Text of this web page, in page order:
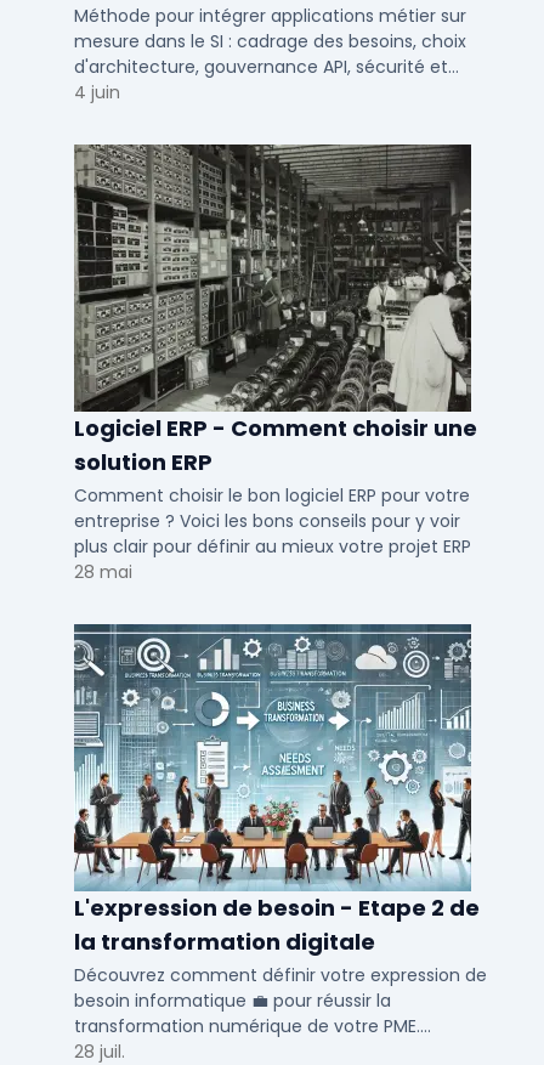
SI ?
Méthode pour intégrer applications métier sur
mesure dans le SI : cadrage des besoins, choix
d'architecture, gouvernance API, sécurité et
conduite du changement.
4 juin
Logiciel ERP - Comment choisir une
solution ERP
Comment choisir le bon logiciel ERP pour votre
entreprise ? Voici les bons conseils pour y voir
plus clair pour définir au mieux votre projet ERP
28 mai
L'expression de besoin - Etape 2 de
la transformation digitale
Découvrez comment définir votre expression de
besoin informatique 💼 pour réussir la
transformation numérique de votre PME.
Optimisez vos processus métiers et RH avec nos
28 juil.